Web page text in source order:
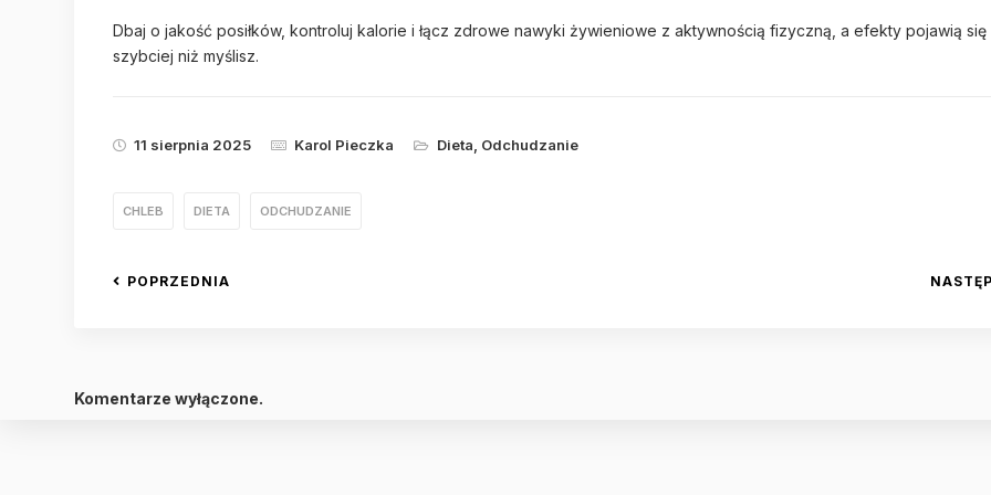
Dbaj o jakość posiłków, kontroluj kalorie i łącz zdrowe nawyki żywieniowe z aktywnością fizyczną, a efekty pojawią się
szybciej niż myślisz.
11 sierpnia 2025 Karol Pieczka Dieta Odchudzanie
CHLEB DIETA ODCHUDZANIE
POPRZEDNIA
Komentarze wyłączone.